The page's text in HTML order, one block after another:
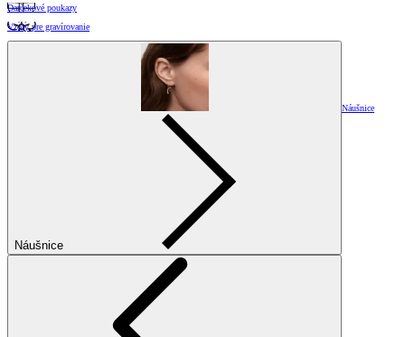
Darčekové poukazy
Vzory pre gravírovanie
Náušnice
Náušnice